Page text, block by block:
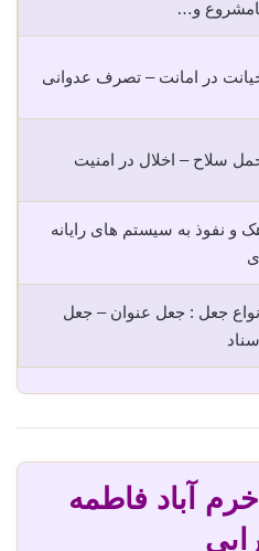
و…
در امانت – تصرف عدوانی
سلاح – اخلال در امنیت
و نفوذ به سیستم های رایانه
جعل : جعل عنوان – جعل
آباد فاطمه